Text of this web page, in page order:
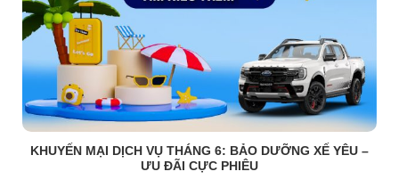
KHUYẾN MẠI DỊCH VỤ THÁNG 6: BẢO DƯỠNG XẾ YÊU –
ƯU ĐÃI CỰC PHIÊU